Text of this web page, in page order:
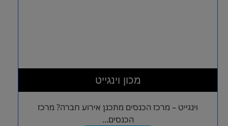
מכון וינגייט
וינגייט – מרכז הכנסים מתכנן אירוע חברה? מרכז
הכנסים...